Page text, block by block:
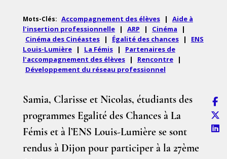
Mots-Clés: Accompagnement des élèves |
Aide à
l'insertion professionnelle
| ARP | Cinéma
|
Cinéma des Cinéastes
| Égalité des chances |
ENS
Louis-Lumière
| La Fémis |
Partenaires de
l'accompagnement des élèves
| Rencontre
|
Développement du réseau professionnel
Samia, Clarisse et Nicolas, étudiants des
programmes Egalité des Chances à La
Fémis et à l’ENS Louis-Lumière se sont
rendus à Dijon pour participer à la 27ème